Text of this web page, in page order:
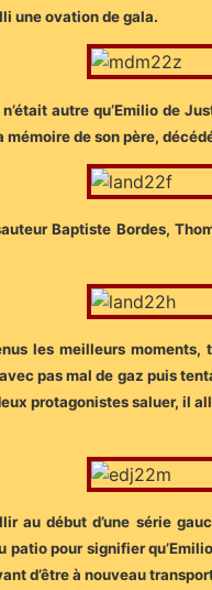
une ovation de gala.
autre qu’Emilio de
de son père,
Baptiste Bordes,
les meilleurs
pas mal de gaz puis
protagonistes saluer, il
au début d’une série
patio pour signifier
d’être à nouveau